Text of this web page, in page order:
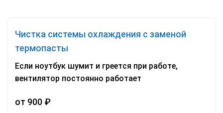
Чистка системы охлаждения с заменой
термопасты
Если ноутбук шумит и греется при работе,
вентилятор постоянно работает
от 900 ₽